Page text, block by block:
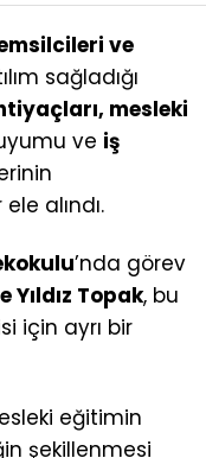
ve
sağladığı
mesleki
ve iş
alındı.
’nda görev
Yıldız Topak, bu
için ayrı bir
eğitimin
şekillenmesi